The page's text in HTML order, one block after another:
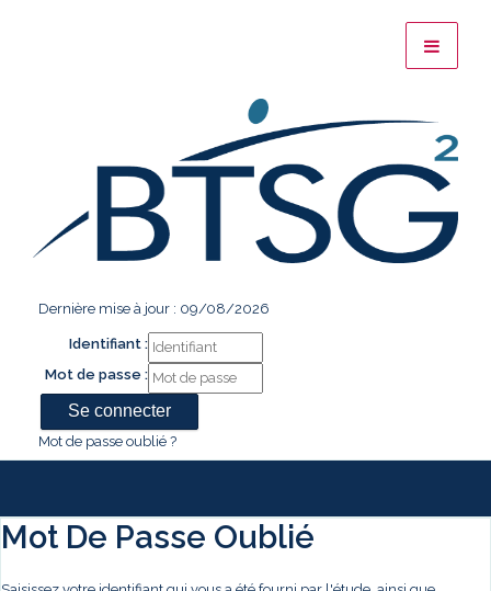
Dernière mise à jour : 09/08/2026
Identifiant :
Mot de passe :
Mot de passe oublié ?
Mot De Passe Oublié